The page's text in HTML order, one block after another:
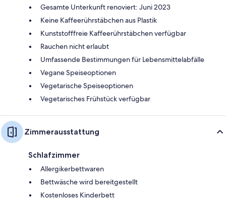
Gesamte Unterkunft renoviert: Juni 2023
Keine Kaffeerührstäbchen aus Plastik
Kunststofffreie Kaffeerührstäbchen verfügbar
Rauchen nicht erlaubt
Umfassende Bestimmungen für Lebensmittelabfälle
Vegane Speiseoptionen
Vegetarische Speiseoptionen
Vegetarisches Frühstück verfügbar
Zimmerausstattung
Schlafzimmer
Allergikerbettwaren
Bettwäsche wird bereitgestellt
Kostenloses Kinderbett